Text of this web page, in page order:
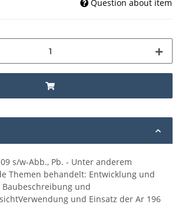
Question about item
s/w-Abb., Pb. - Unter anderem
Themen behandelt: Entwicklung und
Baubeschreibung und
und Einsatz der Ar 196